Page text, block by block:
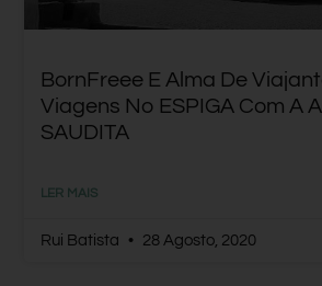
BornFreee E Alma De
Viagens No ESPIGA Com A
SAUDITA
LER MAIS
Rui Batista 28 Agosto, 2020